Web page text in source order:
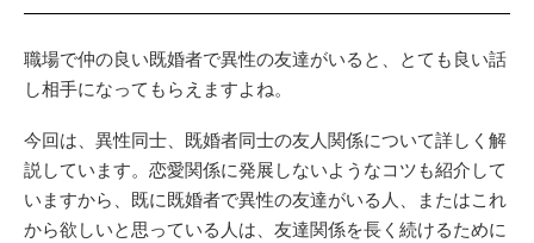
職場で仲の良い既婚者で異性の友達がいると、とても良い話
し相手になってもらえますよね。
今回は、異性同士、既婚者同士の友人関係について詳しく解
説しています。恋愛関係に発展しないようなコツも紹介して
いますから、既に既婚者で異性の友達がいる人、またはこれ
から欲しいと思っている人は、友達関係を長く続けるために